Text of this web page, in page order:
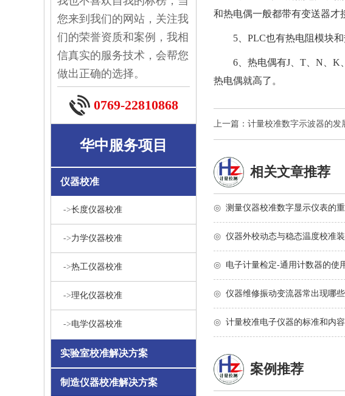
您来到我们的网站，关注我
们的荣誉资质和案例，我相
信真实的服务技术，会帮您
做出正确的选择。
0769-22810868
华中服务项目
仪器校准
->长度仪器校准
->力学仪器校准
->热工仪器校准
->理化仪器校准
->电学仪器校准
实验室校准解决方案
制造仪器校准解决方案
和热电偶一般都带有变送器才
5、PLC也有热电阻模块
6、热电偶有J、T、N、K
热电偶就高了。
上一篇：计量校准数字示波器的发
相关文章推荐
◎ 测量仪器校准数字显示仪表的
◎ 仪器外校动态与稳态温度校准
◎ 电子计量检定-通用计数器的使
◎ 仪器维修振动变流器常出现哪
◎ 计量校准电子仪器的标准和内容
案例推荐